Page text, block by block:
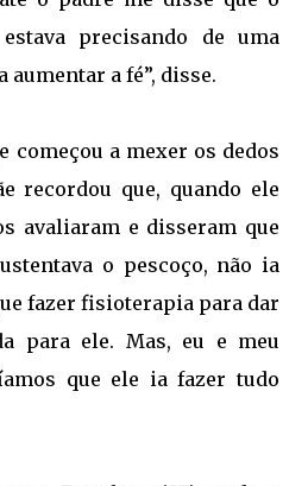
precisando de uma
aumentar a fé”, disse.
começou a mexer os dedos
recordou que, quando ele
avaliaram e disseram que
o pescoço, não ia
fazer fisioterapia para dar
para ele. Mas, eu e meu
que ele ia fazer tudo